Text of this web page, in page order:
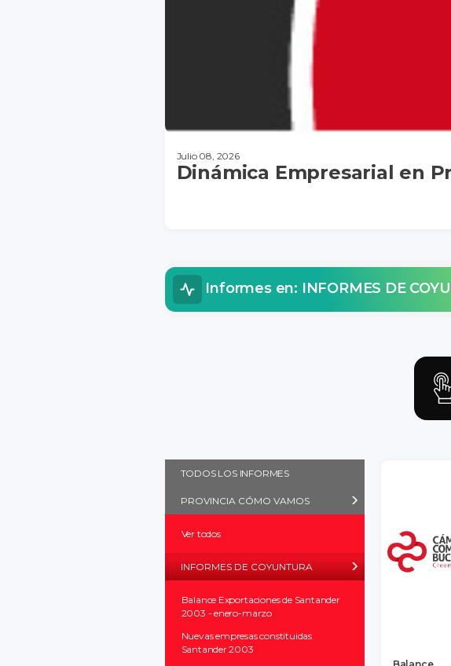
Julio 08, 2026
Dinámica Empresarial en
Informes en: INFORMES DE
TODOS LOS INFORMES
PROVINCIA CÓMO VAMOS
Ver todos
INFORMES DE COYUNTURA
Balance Exportaciones de Santander
2003 - enero-marzo
Nuevas empresas constituidas
Santander 2003